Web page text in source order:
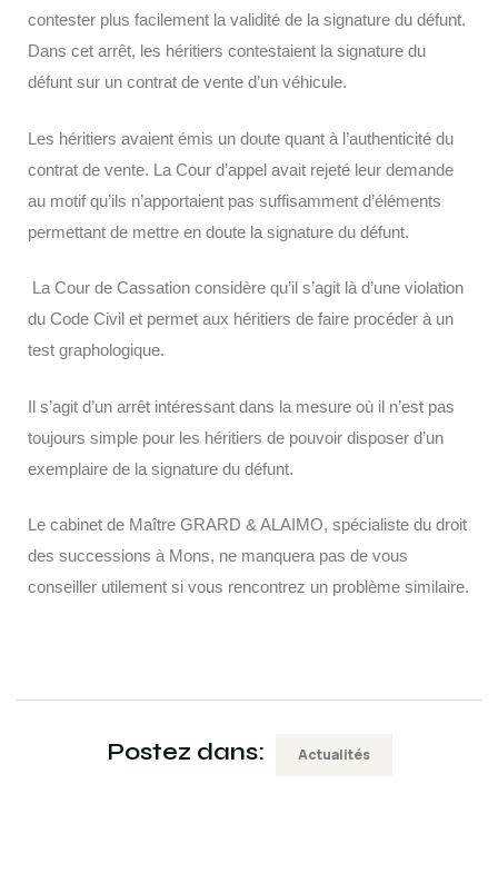
contester plus facilement la validité de la signature du défunt.
Dans cet arrêt, les héritiers contestaient la signature du
défunt sur un contrat de vente d’un véhicule.
Les héritiers avaient émis un doute quant à l’authenticité du
contrat de vente. La Cour d’appel avait rejeté leur demande
au motif qu’ils n’apportaient pas suffisamment d’éléments
permettant de mettre en doute la signature du défunt.
La Cour de Cassation considère qu’il s’agit là d’une violation
du Code Civil et permet aux héritiers de faire procéder à un
test graphologique.
Il s’agit d’un arrêt intéressant dans la mesure où il n’est pas
toujours simple pour les héritiers de pouvoir disposer d’un
exemplaire de la signature du défunt.
Le cabinet de Maître GRARD & ALAIMO, spécialiste du droit
des successions à Mons, ne manquera pas de vous
conseiller utilement si vous rencontrez un problème similaire.
Postez dans: Actualités